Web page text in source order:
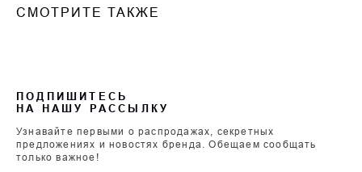
СМОТРИТЕ ТАКЖЕ
ПОДПИШИТЕСЬ
НА НАШУ РАССЫЛКУ
Узнавайте первыми о распродажах, секретных
предложениях и новостях бренда. Обещаем сообщать
только важное!